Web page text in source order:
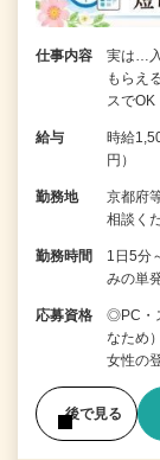
仕事内容
実は…
もらえ
スで
給与
時給
円）
勤務地
京都府
相談く
勤務時間
1日5分
みの単
応募資格
◎PC・
なため
女性の
後で見る